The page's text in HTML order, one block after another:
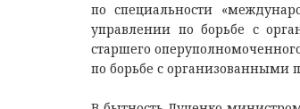
по специальности
управлении по борьбе с
старшего
по борьбе с